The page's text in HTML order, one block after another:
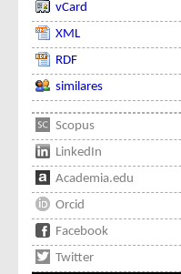
vCard
XML
RDF
similares
Scopus
LinkedIn
Academia.edu
Orcid
Facebook
Twitter